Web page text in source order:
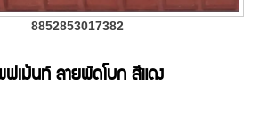
8852853017382
พฟเม้นท์ ลายพัดโบก สีแดง